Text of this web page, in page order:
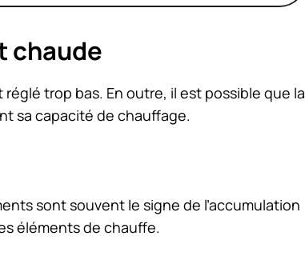
chaude
trop bas. En outre, il est possible que la
sa capacité de chauffage.
sont souvent le signe de l’accumulation
éléments de chauffe.